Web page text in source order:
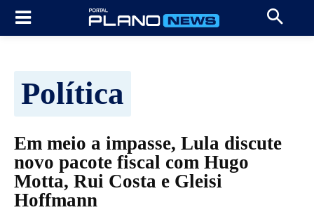
Política
Em meio a impasse, Lula discute
novo pacote fiscal com Hugo
Motta, Rui Costa e Gleisi
Hoffmann